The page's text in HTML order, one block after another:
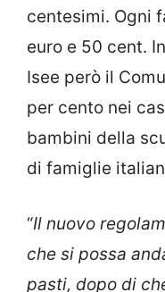
centesimi. Ogni
euro e 50 cent.
Isee però il
per cento nei
bambini della
di famiglie
“Il nuovo
che si possa
pasti, dopo di